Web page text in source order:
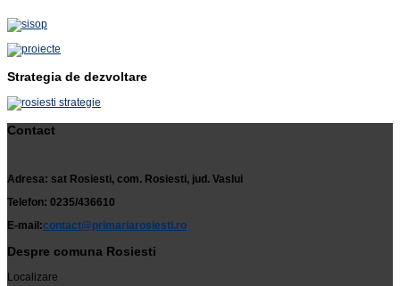
Strategia de dezvoltare
Contact
Adresa: sat Rosiesti, com. Rosiesti, jud. Vaslui
Telefon: 0235/436610
E-mail:contact@primariarosiesti.ro
Despre comuna Rosiesti
Localizare